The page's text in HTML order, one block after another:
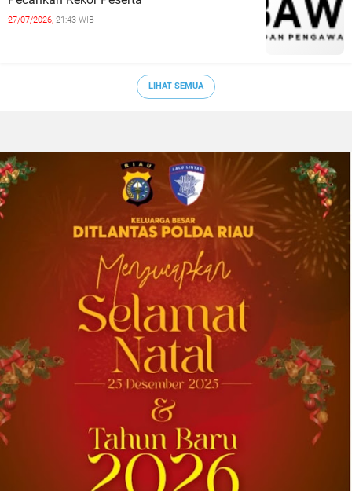
27/07/2026, 21:43 WIB
LIHAT SEMUA